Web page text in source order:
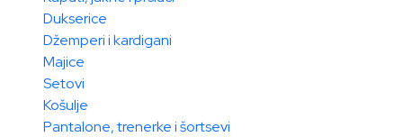
Dukserice
Džemperi i kardigani
Majice
Setovi
Košulje
Pantalone, trenerke i šortsevi